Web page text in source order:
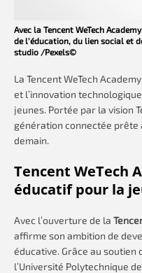
Avec la Tencent WeTech
de l’éducation, du lien social et
studio /Pexels©
La Tencent WeTech
et l’innovation
jeunes. Portée par la vision
génération connectée prête
demain.
Tencent WeTech
éducatif pour la
Avec l’ouverture de la
affirme son ambition de
éducative. Grâce au
l’Université Polytechnique